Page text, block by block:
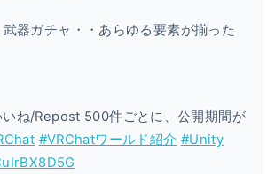
器ガチャ・・あらゆる要素が揃った
いね/Repost 500件ごとに、公開期間が
#VRChatワールド紹介 #Unity